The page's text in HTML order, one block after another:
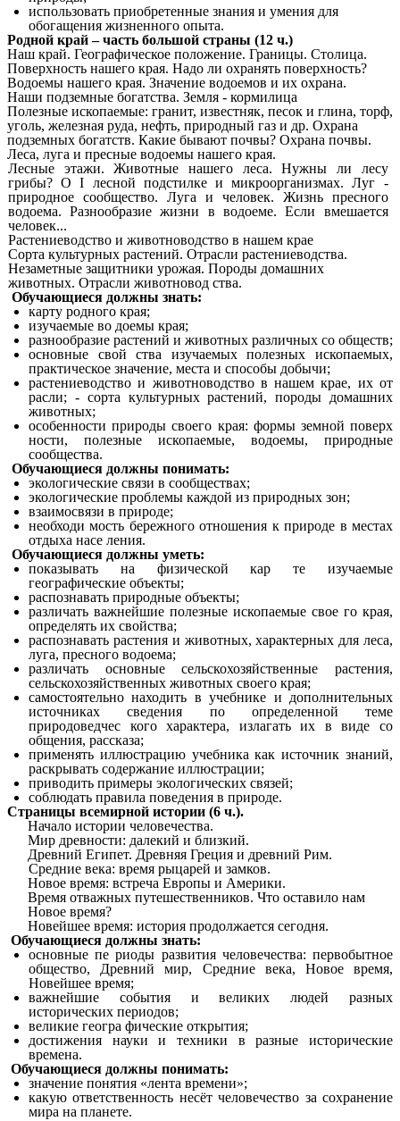
использовать приобретенные знания и умения для
обогащения жизненного опыта.
Родной край – часть большой страны (12 ч.)
Наш край. Географическое положение. Границы. Столица.
Поверхность нашего края. Надо ли охранять поверхность?
Водоемы нашего края. Значение водоемов и их охрана.
Наши подземные богатства. Земля - кормилица
Полезные ископаемые: гранит, известняк, песок и глина, торф,
уголь, железная руда, нефть, природный газ и др. Охрана
подземных богатств. Какие бывают почвы? Охрана почвы.
Леса, луга и пресные водоемы нашего края.
Лесные этажи. Животные нашего леса. Нужны ли лесу
грибы? О I лесной подстилке и микроорганизмах. Луг -
природное сообщество. Луга и человек. Жизнь пресного
водоема. Разнообразие жизни в водоеме. Если вмешается
человек...
Растениеводство и животноводство в нашем крае
Сорта культурных растений. Отрасли растениеводства.
Незаметные защитники урожая. Породы домашних
животных. Отрасли животновод ства.
Обучающиеся должны знать:
карту родного края;
изучаемые во доемы края;
разнообразие растений и животных различных со обществ;
основные свой ства изучаемых полезных ископаемых,
практическое значение, места и способы добычи;
растениеводство и животноводство в нашем крае, их от
расли; - сорта культурных растений, породы домашних
животных;
особенности природы своего края: формы земной поверх
ности, полезные ископаемые, водоемы, природные
сообщества.
Обучающиеся должны понимать:
экологические связи в сообществах;
экологические проблемы каждой из природных зон;
взаимосвязи в природе;
необходи мость бережного отношения к природе в местах
отдыха насе ления.
Обучающиеся должны уметь:
показывать на физической кар те изучаемые
географические объекты;
распознавать природные объекты;
различать важнейшие полезные ископаемые свое го края,
определять их свойства;
распознавать растения и животных, характерных для леса,
луга, пресного водоема;
различать основные сельскохозяйственные растения,
сельскохозяйственных животных своего края;
самостоятельно находить в учебнике и дополнительных
источниках сведения по определенной теме
природоведчес кого характера, излагать их в виде со
общения, рассказа;
применять иллюстрацию учебника как источник знаний,
раскрывать содержание иллюстрации;
приводить примеры экологических связей;
соблюдать правила поведения в природе.
Страницы всемирной истории (6 ч.).
Начало истории человечества.
Мир древности: далекий и близкий.
Древний Египет. Древняя Греция и древний Рим.
Средние века: время рыцарей и замков.
Новое время: встреча Европы и Америки.
Время отважных путешественников. Что оставило нам
Новое время?
Новейшее время: история продолжается сегодня.
Обучающиеся должны знать:
основные пе риоды развития человечества: первобытное
общество, Древний мир, Средние века, Новое время,
Новейшее время;
важнейшие события и великих людей разных
исторических периодов;
великие геогра фические открытия;
достижения науки и техники в разные исторические
времена.
Обучающиеся должны понимать:
значение понятия «лента времени»;
какую ответственность несёт человечество за сохранение
мира на планете.